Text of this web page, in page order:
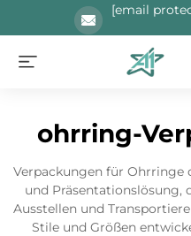
[email
ohrring-
Verpackungen für Ohrringe
und Präsentationslösung,
Ausstellen und
Stile und Größen